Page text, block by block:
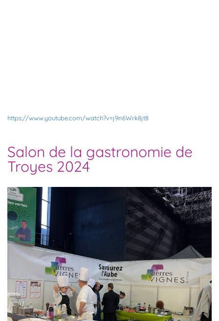
https://www.youtube.com/watch?v=j9n6Wrk8jt8
Salon de la gastronomie de
Troyes 2024